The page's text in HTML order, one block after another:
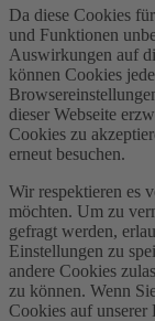
Da diese Cookies
und Funktionen
Auswirkungen auf
können Cookies
dieser Webseite
Cookies zu
erneut besuchen.
Wir respektieren es
möchten. Um zu
gefragt werden,
Einstellungen zu
andere Cookies
zu können. Wenn
Cookies auf unserer